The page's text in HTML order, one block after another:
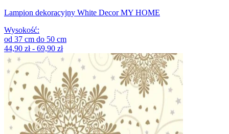
Lampion dekoracyjny White Decor MY HOME
Wysokość:
od 37 cm do 50 cm
44,90 zł - 69,90 zł